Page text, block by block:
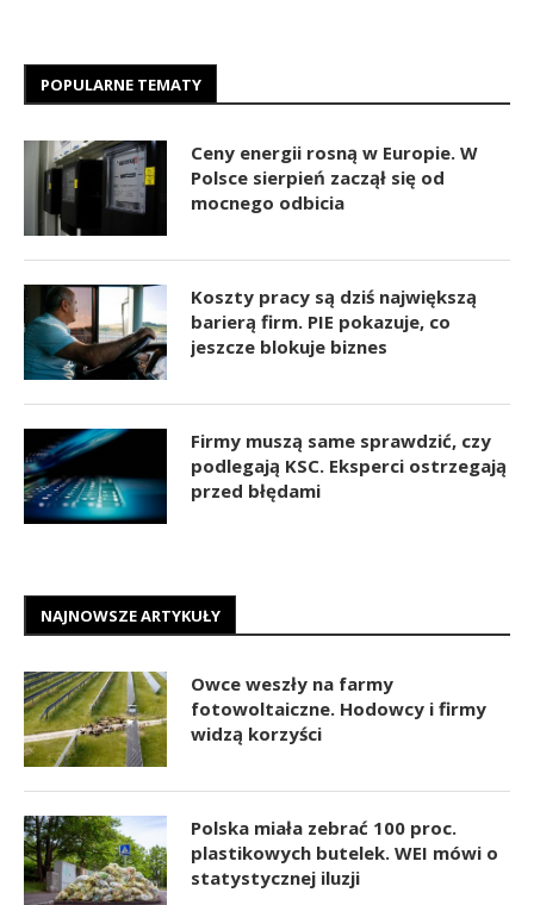
POPULARNE TEMATY
Ceny energii rosną w Europie. W
Polsce sierpień zaczął się od
mocnego odbicia
Koszty pracy są dziś największą
barierą firm. PIE pokazuje, co
jeszcze blokuje biznes
Firmy muszą same sprawdzić, czy
podlegają KSC. Eksperci ostrzegają
przed błędami
NAJNOWSZE ARTYKUŁY
Owce weszły na farmy
fotowoltaiczne. Hodowcy i firmy
widzą korzyści
Polska miała zebrać 100 proc.
plastikowych butelek. WEI mówi o
statystycznej iluzji